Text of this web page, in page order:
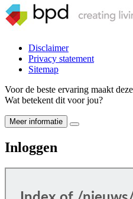
Disclaimer
Privacy statement
Sitemap
Voor de beste ervaring maakt
Wat betekent dit voor jou?
Meer informatie
Inloggen